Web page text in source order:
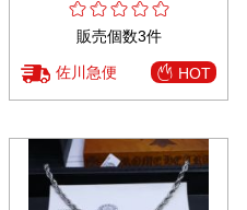
販売個数3件
佐川急便 HOT